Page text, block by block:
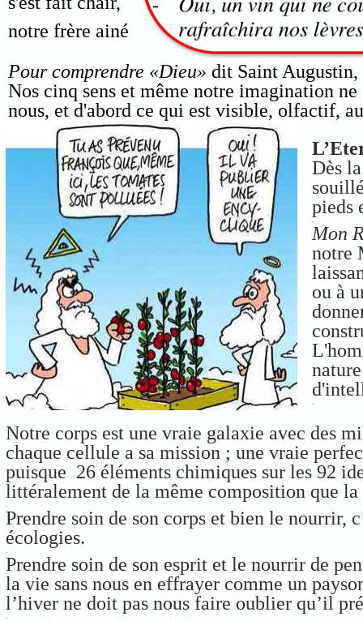
notre frère ainé
Pour comprendre «Dieu» dit Saint Augustin,
Nos cinq sens et même notre imagination
nous, et d'abord ce qui est visible, olfactif,
même
Notre corps est une vraie galaxie avec des
chaque cellule a sa mission ; une vraie
puisque 26 éléments chimiques sur les 92
littéralement de la même composition que la
.
Prendre soin de son corps et bien le nourrir,
écologies.
.
Prendre soin de son esprit et le nourrir de
la vie sans nous en effrayer comme un
l’hiver ne doit pas nous faire oublier qu’il
.
Dès
pieds
.
Mon
notre
ou à